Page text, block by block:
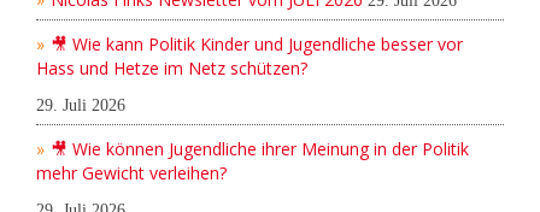
🎥 Wie kann Politik Kinder und Jugendliche besser vor
Hass und Hetze im Netz schützen?
29. Juli 2026
🎥 Wie können Jugendliche ihrer Meinung in der Politik
mehr Gewicht verleihen?